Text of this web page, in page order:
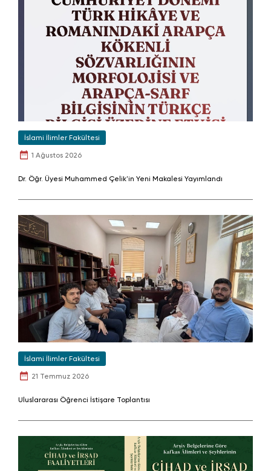
İslami İlimler Fakültesi
1 Ağustos 2026
Dr. Öğr. Üyesi Muhammed Çelik'in Yeni Makalesi Yayımlandı
İslami İlimler Fakültesi
21 Temmuz 2026
Uluslararası Öğrenci İstişare Toplantısı